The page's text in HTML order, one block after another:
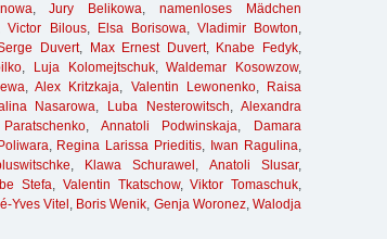
,Jury Belikowa,namenloses Mädchen
Victor Bilous, Elsa Borisowa, Vladimir Bowton,
Duvert, Max Ernest Duvert, Knabe Fedyk,
, Luja Kolomejtschuk,Waldemar Kosowzow,
, Alex Kritzkaja, Valentin Lewonenko,
Raisa
Nasarowa, Luba Nesterowitsch,Alexandra
, Annatoli Podwinskaja,
Damara
, Regina Larissa Prieditis, Iwan Ragulina,
, Klawa Schurawel , Anatoli Slusar,
Stefa, Valentin Tkatschow,Viktor Tomaschuk,
Yves Vitel , Boris Wenik, Genja Woronez,Walodja